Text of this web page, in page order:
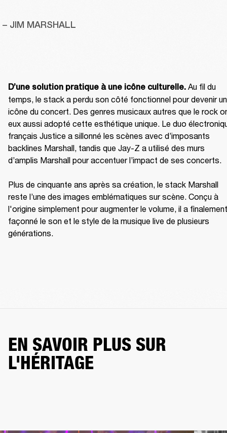
– JIM MARSHALL
D’une solution pratique à une icône culturelle. Au fil du
temps, le stack a perdu son côté fonctionnel pour devenir
icône du concert. Des genres musicaux autres que le rock
eux aussi adopté cette esthétique unique. Le duo
français Justice a sillonné les scènes avec d’imposants
backlines Marshall, tandis que Jay-Z a utilisé des murs
d’amplis Marshall pour accentuer l’impact de ses concerts.
Plus de cinquante ans après sa création, le stack Marshall
reste l’une des images emblématiques sur scène. Conçu à
l'origine simplement pour augmenter le volume, il a finalement
façonné le son et le style de la musique live de plusieurs
générations.
EN SAVOIR PLUS SUR
L'HÉRITAGE